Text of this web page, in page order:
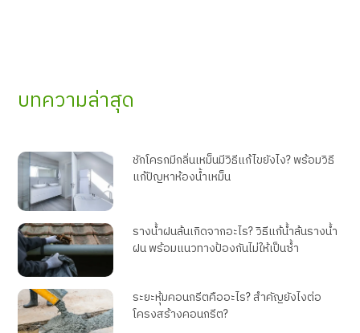
บทความล่าสุด
ชักโครกมีกลิ่นเหม็นมีวิธีแก้ไขยังไง? พร้อมวิธี
แก้ปัญหาห้องน้ำเหม็น
รางน้ำฝนล้นเกิดจากอะไร? วิธีแก้น้ำล้นรางน้ำ
ฝน พร้อมแนวทางป้องกันไม่ให้เป็นซ้ำ
ระยะหุ้มคอนกรีตคืออะไร? สำคัญยังไงต่อ
โครงสร้างคอนกรีต?